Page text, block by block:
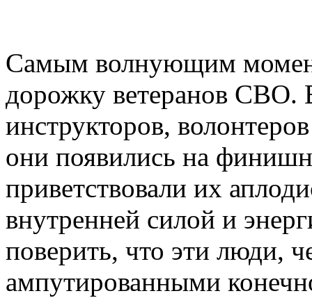
Самым волнующим
дорожку ветеранов СВО.
инструкторов,
они появились на
приветствовали их
внутренней силой и
поверить, что эти люди,
ампутированными